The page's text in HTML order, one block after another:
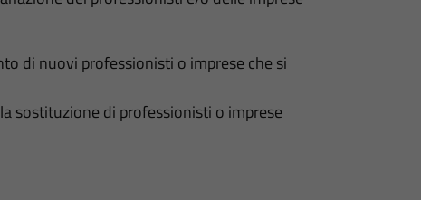
di nuovi professionisti o imprese che si
sostituzione di professionisti o imprese